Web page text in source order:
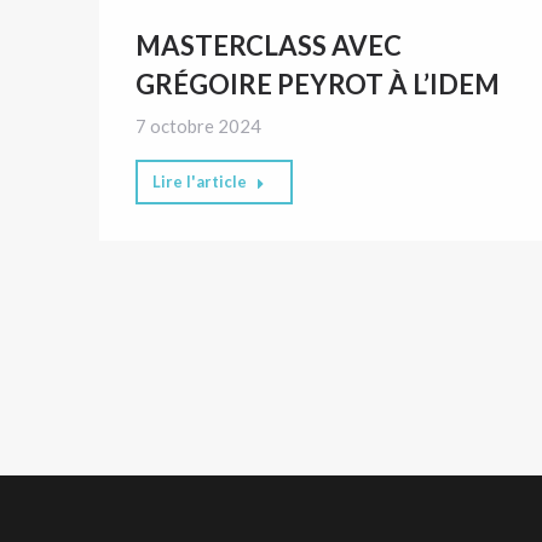
MASTERCLASS AVEC
GRÉGOIRE PEYROT À L’IDEM
7 octobre 2024
Lire l'article